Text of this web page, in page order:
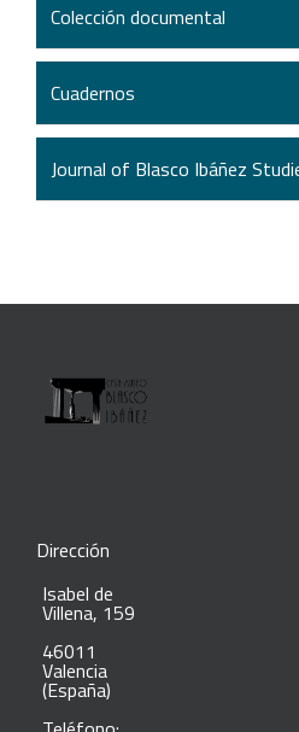
Colección documental
Cuadernos
Journal of Blasco Ibáñez
Dirección
Isabel de
Villena, 159
46011
Valencia
(España)